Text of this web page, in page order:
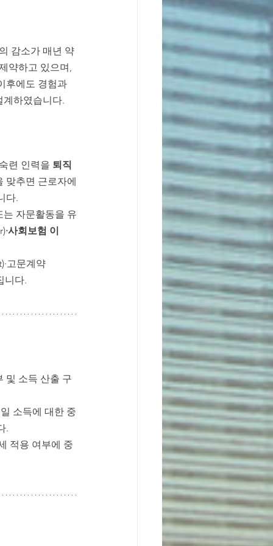
감소가 매년 약
약하고 있으며,
후에도 경험과
계하였습니다.
련 인력을 퇴직
맞추면 근로자에
다.
자문활동을 유
·사회보험 이
고문계약
니다.
및 소득 산출 구
소득에 대한 중
.
적용 여부에 중